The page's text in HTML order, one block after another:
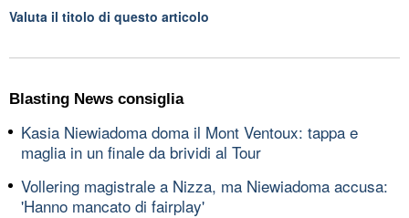
Valuta il titolo di questo articolo
Blasting News consiglia
Kasia Niewiadoma doma il Mont Ventoux: tappa e
maglia in un finale da brividi al Tour
Vollering magistrale a Nizza, ma Niewiadoma accusa:
'Hanno mancato di fairplay'